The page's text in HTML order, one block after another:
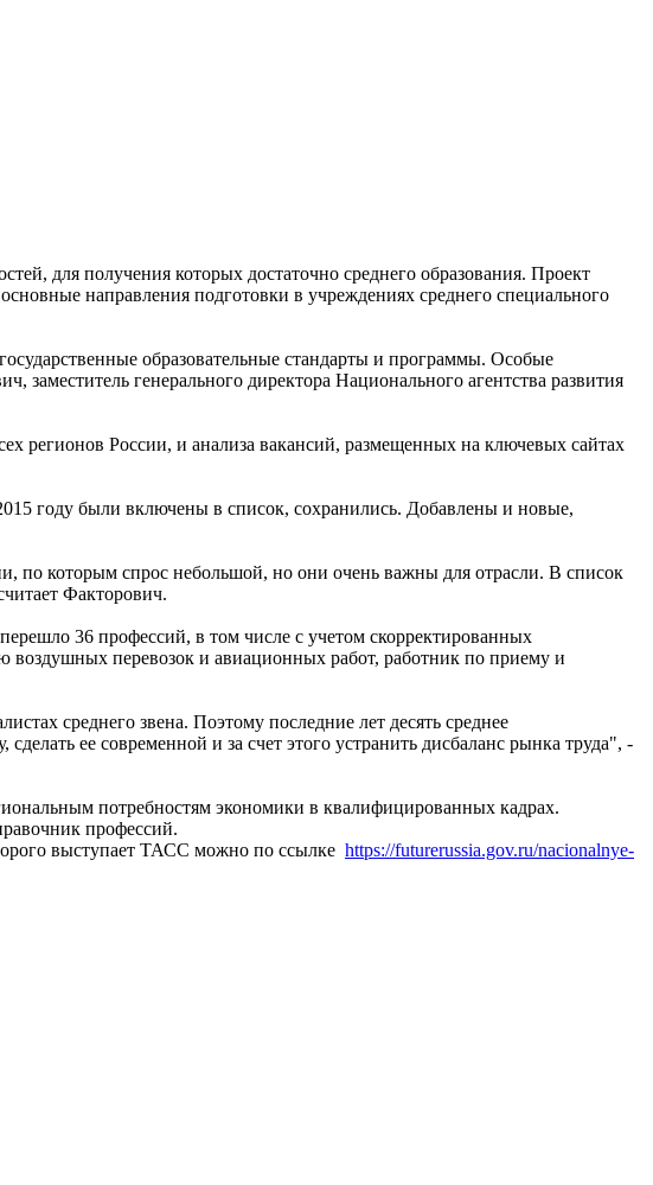
для получения которых достаточно среднего образования. Проект
направления подготовки в учреждениях среднего специального
образовательные стандарты и программы. Особые
заместитель генерального директора Национального агентства развития
регионов России, и анализа вакансий, размещенных на ключевых сайтах
году были включены в список, сохранились. Добавлены и новые,
которым спрос небольшой, но они очень важны для отрасли. В список
Факторович.
36 профессий, в том числе с учетом скорректированных
перевозок и авиационных работ, работник по приему и
среднего звена. Поэтому последние лет десять среднее
ее современной и за счет этого устранить дисбаланс рынка труда", -
потребностям экономики в квалифицированных кадрах.
профессий.
выступает ТАСС можно по ссылке https://futurerussia.gov.ru/nacionalnye-